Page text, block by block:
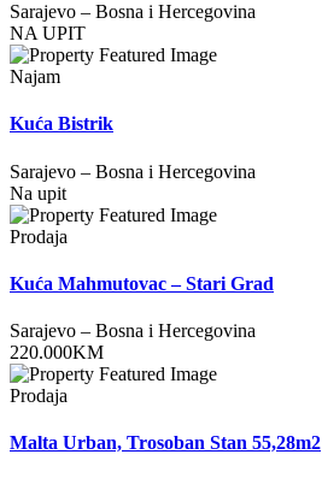
Sarajevo – Bosna i Hercegovina
NA UPIT
Najam
Kuća Bistrik
Sarajevo – Bosna i Hercegovina
Na upit
Prodaja
Kuća Mahmutovac – Stari Grad
Sarajevo – Bosna i Hercegovina
220.000KM
Prodaja
Malta Urban, Trosoban Stan 55,28m2